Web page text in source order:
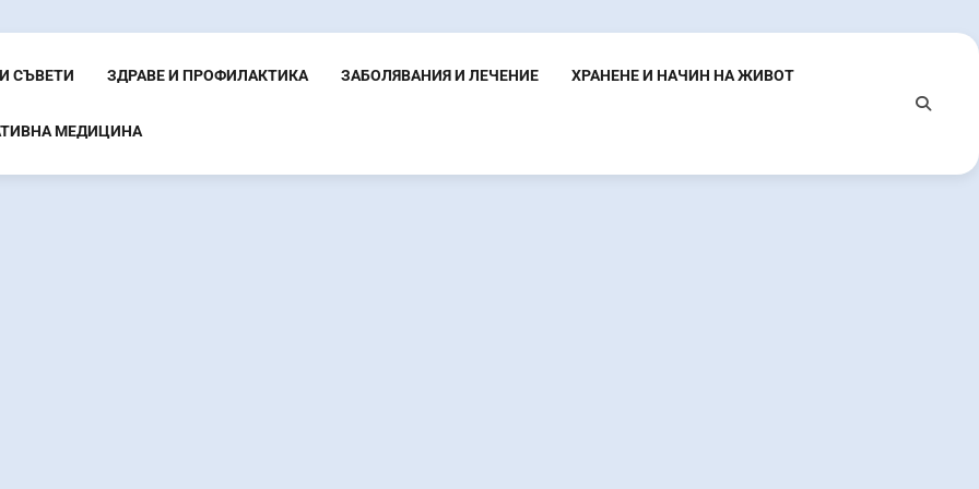
СЪВЕТИ ЗДРАВЕ И ПРОФИЛАКТИКА ЗАБОЛЯВАНИЯ И ЛЕЧЕНИЕ ХРАНЕНЕ И НАЧИН НА ЖИВОТ
МЕДИЦИНА